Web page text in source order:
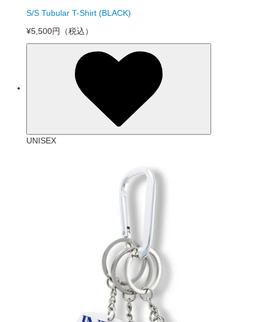
S/S Tubular T-Shirt (BLACK)
¥5,500円
（税込）
UNISEX